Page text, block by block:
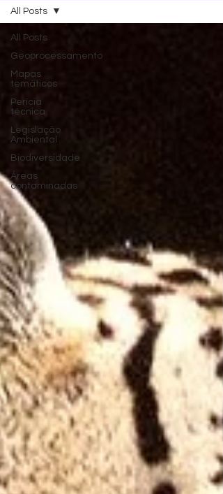
All Posts
Geoprocessamento
Mapas
temáticos
Perícia
técnica
Legislação
Ambiental
Biodiversidade
Áreas
contaminadas
All Posts